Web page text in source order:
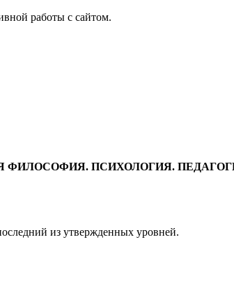
работы с сайтом.
ФИЛОСОФИЯ. ПСИХОЛОГИЯ.
из утвержденных уровней.